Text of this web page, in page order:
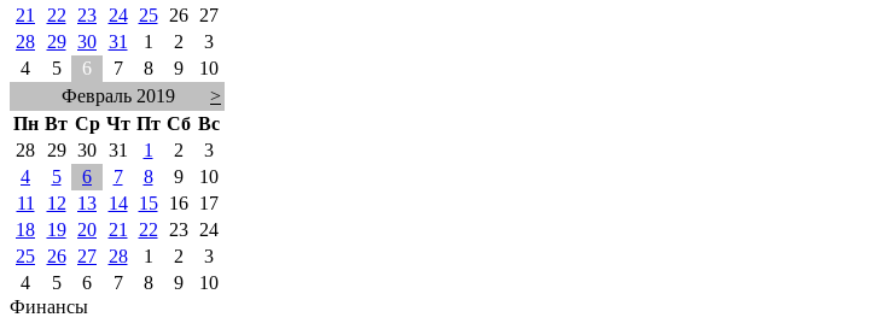
21
22 23 24 25 26
27
28
29 30 31 1 2
3
4
5 6 7 8 9
10
Февраль 2019
>
Пн Вт Ср Чт Пт Сб Вс
28
29 30 31 1 2
3
4
5 6 7 8 9
10
11
12 13 14 15 16
17
18
19 20 21 22 23
24
25
26 27 28 1 2
3
4
5 6 7 8 9
10
Финансы